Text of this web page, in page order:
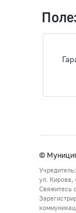
©
ул. Кирова,
Свяжитесь